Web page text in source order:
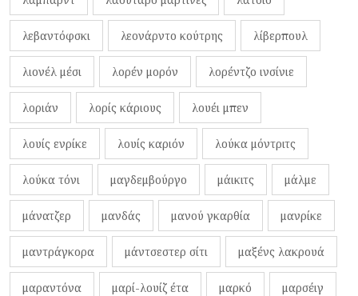
λεβαντόφσκι λεονάρντο κούτρης λίβερπουλ
λιονέλ μέσι λορέν μορόν λορέντζο ινσίνιε
λοριάν λορίς κάριους λουέι μπεν
λουίς ενρίκε λουίς καριόν λούκα μόντριτς
λούκα τόνι μαγδεμβούργο μάικιτς μάλμε
μάνατζερ μανδάς μανού γκαρθία μανρίκε
μαντράγκορα μάντσεστερ σίτι μαξένς λακρουά
μαραντόνα μαρί-λουίζ έτα μαρκό μαρσέιγ